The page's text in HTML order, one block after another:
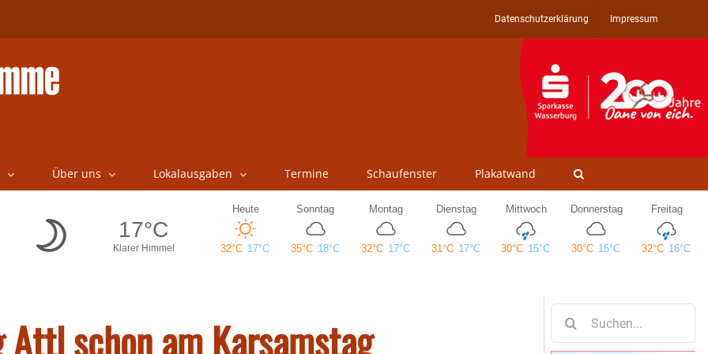
Datenschutzerklärung Impressum
Über uns Lokalausgaben Termine Schaufenster Plakatwand
schon am Karsamstag
nach: